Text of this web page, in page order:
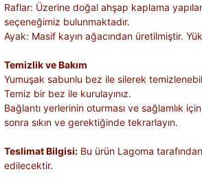
Raflar: Üzerine doğal ahşap kaplama
seçeneğimiz bulunmaktadır.
Ayak: Masif kayın ağacından üretilmiştir.
Temizlik ve Bakım
Yumuşak sabunlu bez ile silerek
Temiz bir bez ile kurulayınız.
Bağlantı yerlerinin oturması ve sağlamlık
sonra sıkın ve gerektiğinde tekrarlayın.
Teslimat Bilgisi: Bu ürün Lagoma
edilecektir.